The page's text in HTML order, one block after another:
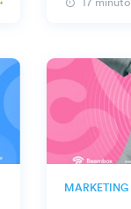
17
MARKETING